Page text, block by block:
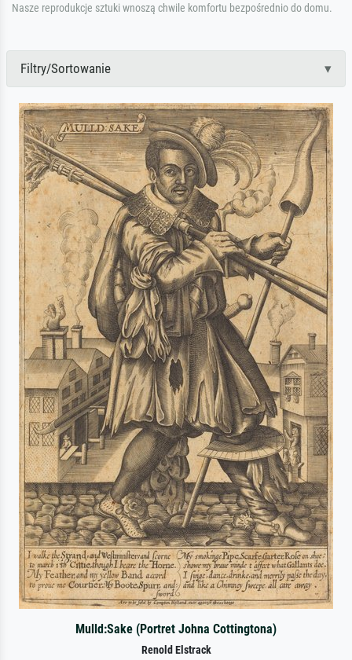
Nasze reprodukcje sztuki wnoszą chwile komfortu bezpośrednio do domu.
Filtry/Sortowanie
Mulld:Sake (Portret Johna Cottingtona)
Renold Elstrack